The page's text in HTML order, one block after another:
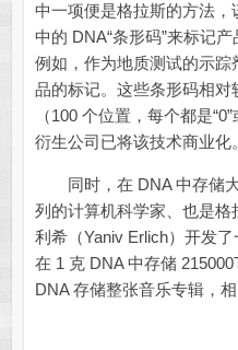
中一项便是格拉斯的方法
中的 DNA“条形码”来标记
例如，作为地质测试的示踪
品的标记。这些条形码相
（100 个位置，每个都是
衍生公司已将该技术商业化。
同时，在 DNA 中存储大
列的计算机科学家、也是格
利希（Yaniv Erlich）开发
在 1 克 DNA 中存储
DNA 存储整张音乐专辑，